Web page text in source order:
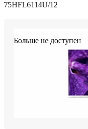
75HFL6114U/12
Больше не доступен